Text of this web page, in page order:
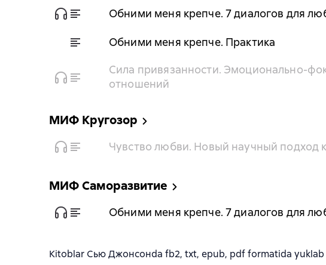
Обними меня крепче. 7 диалогов для
Обними меня крепче. Практика
Сила привязанности. Эмоционально-
отношений
МИФ Кругозор
Чувство любви. Новый научный подход
МИФ Саморазвитие
Обними меня крепче. 7 диалогов для
Kitoblar Сью Джонсонda fb2, txt, epub, pdf formatida